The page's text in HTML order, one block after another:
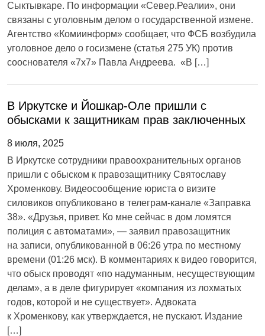
Сыктывкаре. По информации «Север.Реалии», они
связаны с уголовным делом о государственной измене.
Агентство «Комиинформ» сообщает, что ФСБ возбудила
уголовное дело о госизмене (статья 275 УК) против
сооснователя «7х7» Павла Андреева. «В […]
В Иркутске и Йошкар-Оле пришли с
обысками к защитникам прав заключенных
8 июля, 2025
В Иркутске сотрудники правоохранительных органов
пришли с обыском к правозащитнику Святославу
Хроменкову. Видеосообщение юриста о визите
силовиков опубликовано в телеграм-канале «Заправка
38». «Друзья, привет. Ко мне сейчас в дом ломятся
полиция с автоматами», — заявил правозащитник
на записи, опубликованной в 06:26 утра по местному
времени (01:26 мск). В комментариях к видео говорится,
что обыск проводят «по надуманным, несуществующим
делам», а в деле фигурирует «компания из лохматых
годов, которой и не существует». Адвоката
к Хроменкову, как утверждается, не пускают. Издание
[…]